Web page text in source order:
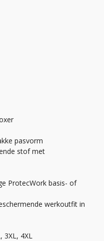
pasvorm
stof met
ProtecWork basis- of
werkoutfit in
3XL, 4XL